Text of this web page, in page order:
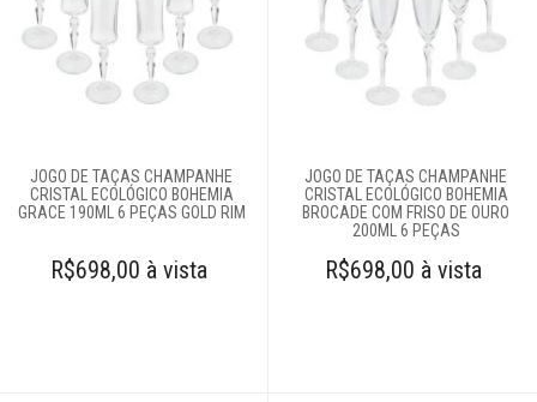
JOGO DE TAÇAS CHAMPANHE
CRISTAL ECOLÓGICO BOHEMIA
GRACE 190ML 6 PEÇAS GOLD RIM
R$698,00 à vista
JOGO DE TAÇAS CHAMPANHE
CRISTAL ECOLÓGICO BOHEMIA
BROCADE COM FRISO DE OURO
200ML 6 PEÇAS
R$698,00 à vista